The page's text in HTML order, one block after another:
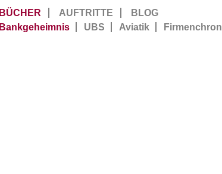
BÜCHER AUFTRITTE
BLOG
Bankgeheimnis
UBS Aviatik